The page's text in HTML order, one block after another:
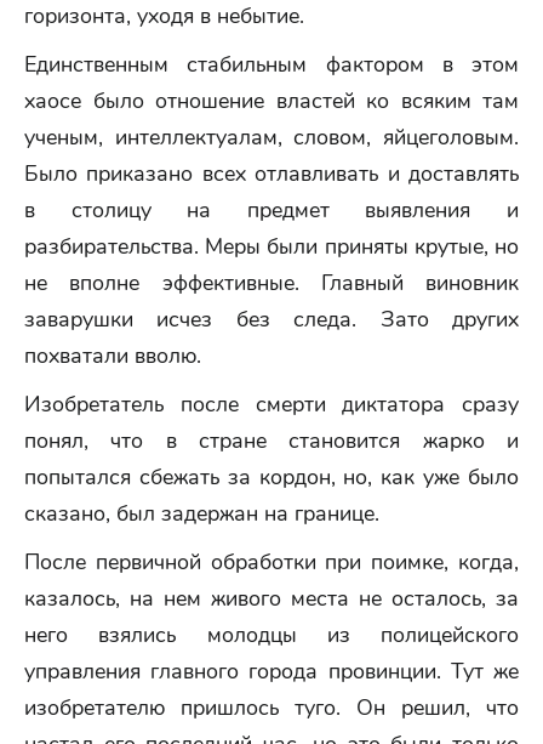
горизонта, уходя в небытие.
Единственным стабильным фактором в этом
хаосе было отношение властей ко всяким там
ученым, интеллектуалам, словом, яйцеголовым.
Было приказано всех отлавливать и доставлять
в столицу на предмет выявления и
разбирательства. Меры были приняты крутые, но
не вполне эффективные. Главный виновник
заварушки исчез без следа. Зато других
похватали вволю.
Изобретатель после смерти диктатора сразу
понял, что в стране становится жарко и
попытался сбежать за кордон, но, как уже было
сказано, был задержан на границе.
После первичной обработки при поимке, когда,
казалось, на нем живого места не осталось, за
него взялись молодцы из полицейского
управления главного города провинции. Тут же
изобретателю пришлось туго. Он решил, что